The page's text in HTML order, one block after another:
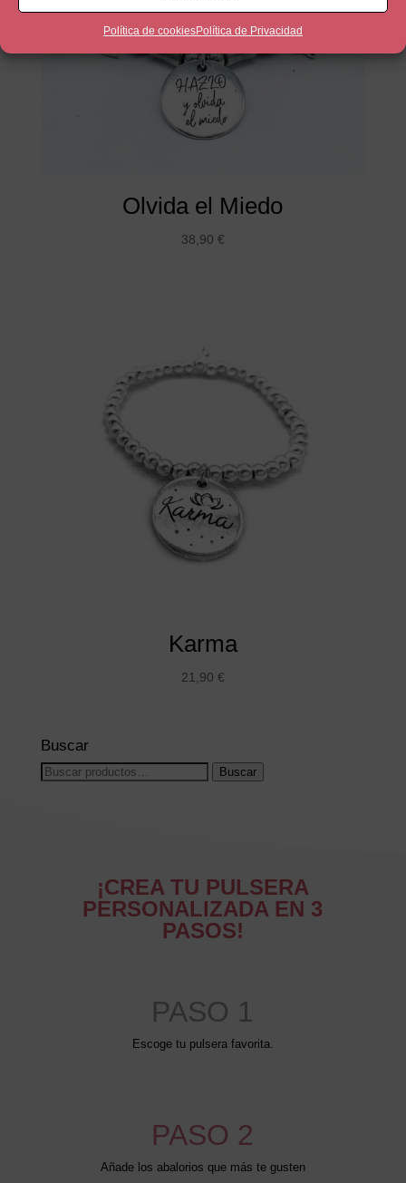
Política de cookiesPolítica de Privacidad
Olvida el Miedo
38,90 €
Karma
21,90 €
Buscar
Buscar
Buscar
¡CREA TU PULSERA
PERSONALIZADA EN 3
PASOS!
PASO 1
Escoge tu pulsera favorita.
PASO 2
Añade los abalorios que más te gusten